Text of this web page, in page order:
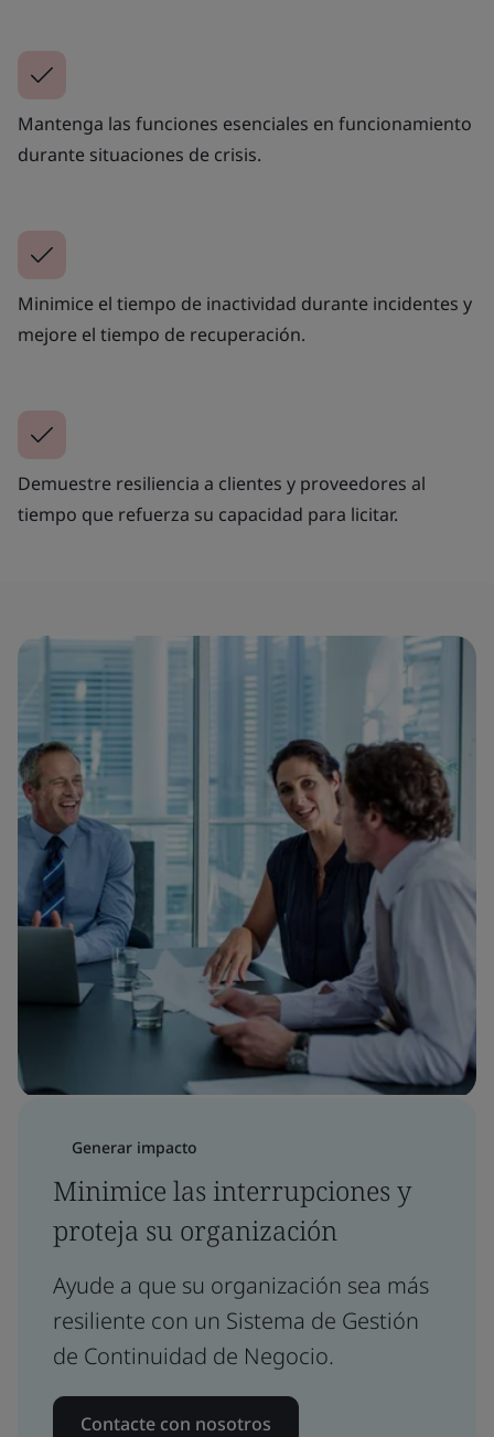
Mantenga las funciones esenciales en funcionamiento
durante situaciones de crisis.
Minimice el tiempo de inactividad durante incidentes y
mejore el tiempo de recuperación.
Demuestre resiliencia a clientes y proveedores al
tiempo que refuerza su capacidad para licitar.
Generar impacto
Minimice las interrupciones y
proteja su organización
Ayude a que su organización sea más
resiliente con un Sistema de Gestión
de Continuidad de Negocio.
Contacte con nosotros